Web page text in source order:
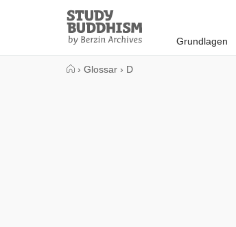
Study
Buddhism
Home
Grundlagen
› Glossar › D